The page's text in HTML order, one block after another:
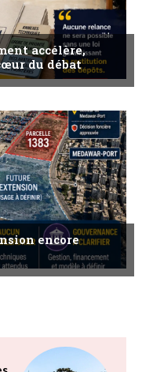
accélère,
du débat
encore